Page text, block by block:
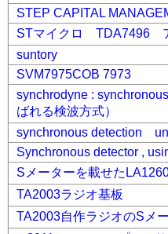
STEP CAPITAL
STマイクロ TDA7496
suntory
SVM7975COB 7973
synchrodyne :
ばれる検波方式）
synchronous detection
Synchronous detector ,
Sメーターを載せた
TA2003ラジオ基板
TA2003自作ラジオのSメ